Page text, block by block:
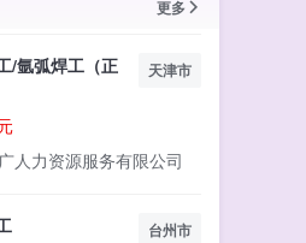
更多
/氩弧焊工（正
天津市
人力资源服务有限公司
台州市